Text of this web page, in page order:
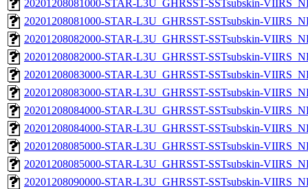
20201208081000-STAR-L3U_GHRSST-SSTsubskin-
20201208081000-STAR-L3U_GHRSST-SSTsubskin-
20201208082000-STAR-L3U_GHRSST-SSTsubskin-
20201208082000-STAR-L3U_GHRSST-SSTsubskin-
20201208083000-STAR-L3U_GHRSST-SSTsubskin-
20201208083000-STAR-L3U_GHRSST-SSTsubskin-
20201208084000-STAR-L3U_GHRSST-SSTsubskin-
20201208084000-STAR-L3U_GHRSST-SSTsubskin-
20201208085000-STAR-L3U_GHRSST-SSTsubskin-
20201208085000-STAR-L3U_GHRSST-SSTsubskin-
20201208090000-STAR-L3U_GHRSST-SSTsubskin-